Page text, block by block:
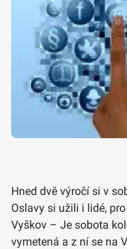
Hned dvě výročí si v
Oslavy si užili i lidé,
Vyškov – Je sobota
vymetená a z ní se na